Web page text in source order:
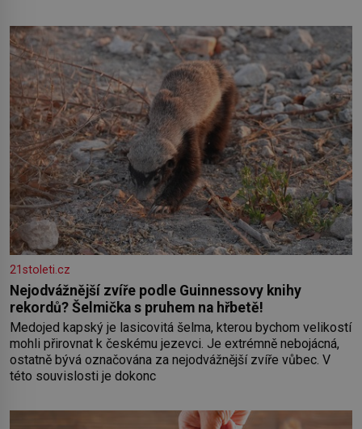
nesmírně dobře zachovalá, přičítají odborníci zdejším
klimatickým podmínkám. Sucho, prosolené písky a extrémně
21stoleti.cz
Nejodvážnější zvíře podle Guinnessovy knihy
rekordů? Šelmička s pruhem na hřbetě!
Medojed kapský je lasicovitá šelma, kterou bychom velikostí
mohli přirovnat k českému jezevci. Je extrémně nebojácná,
ostatně bývá označována za nejodvážnější zvíře vůbec. V
této souvislosti je dokonc